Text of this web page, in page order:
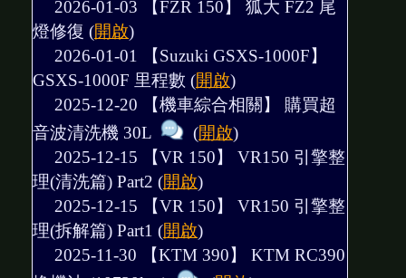
2026-01-03 【FZR 150】 狐大 FZ2 尾
燈修復 (開啟)
2026-01-01 【Suzuki GSXS-1000F】
GSXS-1000F 里程數 (開啟)
2025-12-20 【機車綜合相關】 購買超
音波清洗機 30L
(開啟)
2025-12-15 【VR 150】 VR150 引擎整
理(清洗篇) Part2 (開啟)
2025-12-15 【VR 150】 VR150 引擎整
理(拆解篇) Part1 (開啟)
2025-11-30 【KTM 390】 KTM RC390